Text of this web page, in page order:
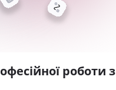
роботи з